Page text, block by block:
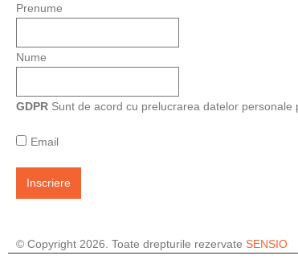
Prenume
Nume
GDPR Sunt de acord cu prelucrarea datelor personale
Email
© Copyright 2026. Toate drepturile rezervate SENSIO